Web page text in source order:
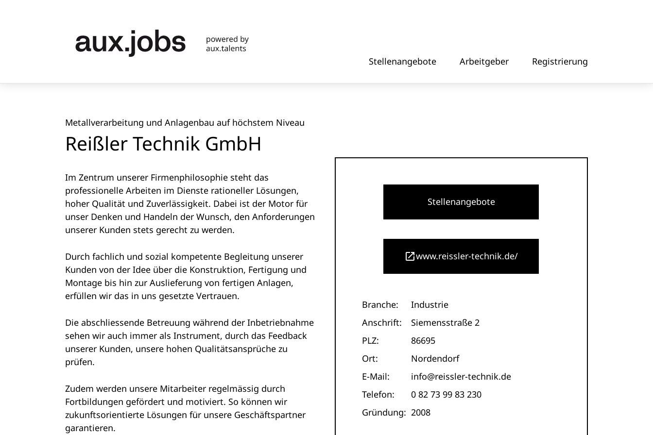
Stellenangebote Arbeitgeber Registrierung
Metallverarbeitung und Anlagenbau auf höchstem Niveau
Reißler Technik GmbH
Im Zentrum unserer Firmenphilosophie steht das
professionelle Arbeiten im Dienste rationeller Lösungen,
hoher Qualität und Zuverlässigkeit. Dabei ist der Motor für
unser Denken und Handeln der Wunsch, den Anforderungen
unserer Kunden stets gerecht zu werden.
Durch fachlich und sozial kompetente Begleitung unserer
Kunden von der Idee über die Konstruktion, Fertigung und
Montage bis hin zur Auslieferung von fertigen Anlagen,
erfüllen wir das in uns gesetzte Vertrauen.
Die abschliessende Betreuung während der Inbetriebnahme
sehen wir auch immer als Instrument, durch das Feedback
unserer Kunden, unsere hohen Qualitätsansprüche zu
prüfen.
Zudem werden unsere Mitarbeiter regelmässig durch
Fortbildungen gefördert und motiviert. So können wir
zukunftsorientierte Lösungen für unsere Geschäftspartner
garantieren.
Stellenangebote
www.reissler-technik.de/
Branche:
Industrie
Anschrift:
Siemensstraße 2
PLZ:
86695
Ort:
Nordendorf
E-Mail:
info@reissler-technik.de
Telefon:
0 82 73 99 83 230
Gründung: 2008